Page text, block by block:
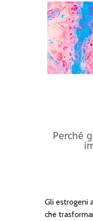
Perché
Gli estrogeni
che